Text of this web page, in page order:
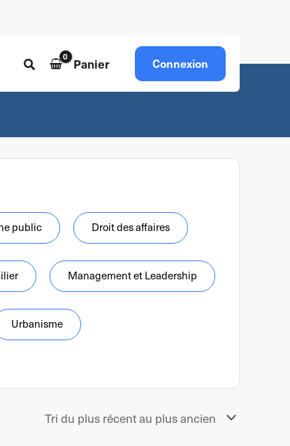
RechercherPanier Connexion
public Droit des affaires
Management et Leadership
Urbanisme